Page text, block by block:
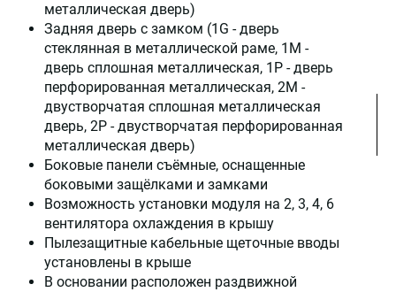
металлическая дверь)
Задняя дверь с замком (1G - дверь
стеклянная в металлической раме, 1M -
дверь сплошная металлическая, 1P - дверь
перфорированная металлическая, 2М -
двустворчатая сплошная металлическая
дверь, 2Р - двустворчатая перфорированная
металлическая дверь)
Боковые панели съёмные, оснащенные
боковыми защёлками и замками
Возможность установки модуля на 2, 3, 4, 6
вентилятора охлаждения в крышу
Пылезащитные кабельные щеточные вводы
установлены в крыше
В основании расположен раздвижной